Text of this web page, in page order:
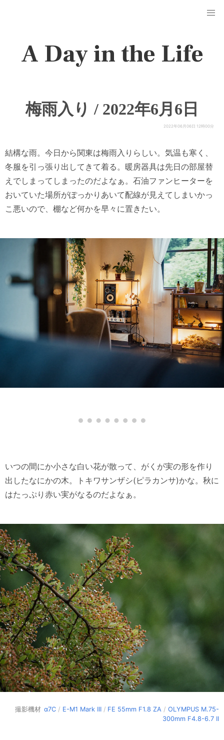
A Day in the Life
梅雨入り / 2022年6月6日
2022年06月06日 12時00分
結構な雨。今日から関東は梅雨入りらしい。気温も寒く、
冬服を引っ張り出してきて着る。暖房器具は先日の部屋替
えでしまってしまったのだよなぁ。石油ファンヒーターを
おいていた場所がぽっかりあいて配線が見えてしまいかっ
こ悪いので、棚など何かを早々に置きたい。
いつの間にか小さな白い花が散って、がくが実の形を作り
出したなにかの木。トキワサンザシ(ピラカンサ)かな。秋に
はたっぷり赤い実がなるのだよなぁ。
撮影機材 α7C / E-M1 Mark III / FE 55mm F1.8 ZA / OLYMPUS M.75-
300mm F4.8-6.7 II